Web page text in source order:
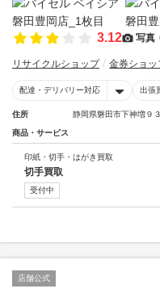
3.12 写真
リサイクルショップ 金券ショ
配達・デリバリー対応 出張
住所 静岡県磐田市下神増９３
商品・サービス
印紙・切手・はがき買取
切手買取
受付中
店舗公式